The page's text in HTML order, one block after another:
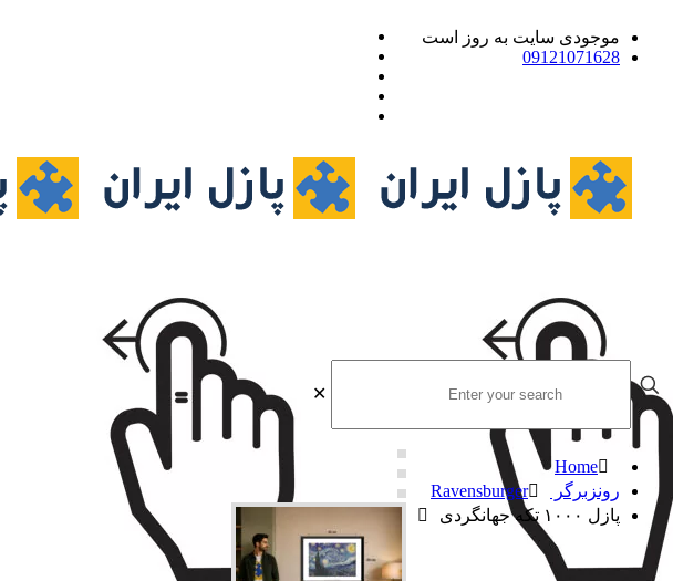
موجودی سایت به روز است
09121071628
✕
Home
رونزبرگر Ravensburger
پازل ۱۰۰۰ تکه جهانگردی